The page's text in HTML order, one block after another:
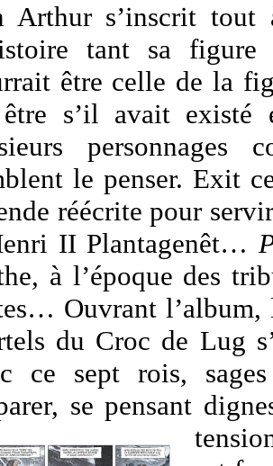
Arthur s’inscrit
tant sa figure
être celle de la
s’il avait existé
personnages
le penser. Exit
réécrite pour
II Plantagenêt…
à l’époque des
Ouvrant l’album,
du Croc de Lug
ce sept rois,
se pensant